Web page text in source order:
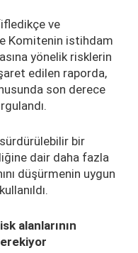
ve
Komitenin istihdam
yönelik risklerin
edilen raporda,
son derece
bir
dair daha fazla
düşürmenin uygun
alanlarının